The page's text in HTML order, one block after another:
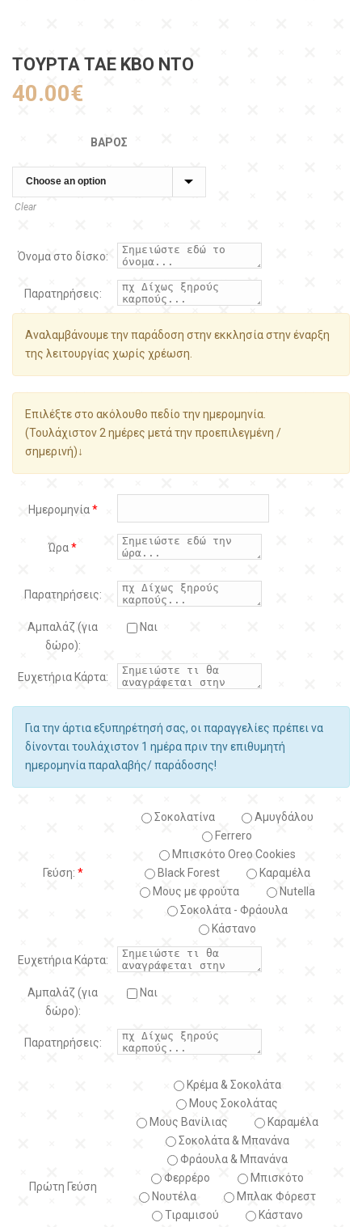
ΤΟΥΡΤΑ ΤΑΕ ΚΒΟ ΝΤΟ
40.00€
ΒΆΡΟΣ
Clear
Όνομα στο δίσκο:
Παρατηρήσεις:
Αναλαμβάνουμε την παράδοση στην εκκλησία στην έναρξη
της λειτουργίας χωρίς χρέωση.
Επιλέξτε στο ακόλουθο πεδίο την ημερομηνία.
(Τουλάχιστον 2 ημέρες μετά την προεπιλεγμένη /
σημερινή)↓
Ημερομηνία*
Ώρα*
Παρατηρήσεις:
Αμπαλάζ (για
δώρο):
Ναι
Ευχετήρια Κάρτα:
Για την άρτια εξυπηρέτησή σας, οι παραγγελίες πρέπει να
δίνονται τουλάχιστον 1 ημέρα πριν την επιθυμητή
ημερομηνία παραλαβής/ παράδοσης!
Γεύση: *
Σοκολατίνα
Αμυγδάλου
Ferrero
Μπισκότο Oreo Cookies
Black Forest
Kαραμέλα
Μους με φρούτα
Nutella
Σοκολάτα - Φράουλα
Κάστανο
Ευχετήρια Κάρτα:
Αμπαλάζ (για
δώρο):
Ναι
Παρατηρήσεις:
Πρώτη Γεύση
Κρέμα & Σοκολάτα
Μους Σοκολάτας
Μους Βανίλιας
Καραμέλα
Σοκολάτα & Μπανάνα
Φράουλα & Μπανάνα
Φερρέρο
Μπισκότο
Νουτέλα
Μπλακ Φόρεστ
Τιραμισού
Κάστανο